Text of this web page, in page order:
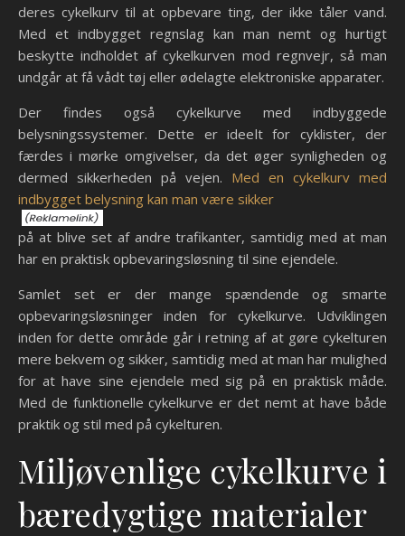
deres cykelkurv til at opbevare ting, der ikke tåler vand.
Med et indbygget regnslag kan man nemt og hurtigt
beskytte indholdet af cykelkurven mod regnvejr, så man
undgår at få vådt tøj eller ødelagte elektroniske apparater.
Der findes også cykelkurve med indbyggede
belysningssystemer. Dette er ideelt for cyklister, der
færdes i mørke omgivelser, da det øger synligheden og
dermed sikkerheden på vejen. Med en cykelkurv med
indbygget belysning kan man være sikker
på at blive set af andre trafikanter, samtidig med at man
har en praktisk opbevaringsløsning til sine ejendele.
Samlet set er der mange spændende og smarte
opbevaringsløsninger inden for cykelkurve. Udviklingen
inden for dette område går i retning af at gøre cykelturen
mere bekvem og sikker, samtidig med at man har mulighed
for at have sine ejendele med sig på en praktisk måde.
Med de funktionelle cykelkurve er det nemt at have både
praktik og stil med på cykelturen.
Miljøvenlige cykelkurve i
bæredygtige materialer